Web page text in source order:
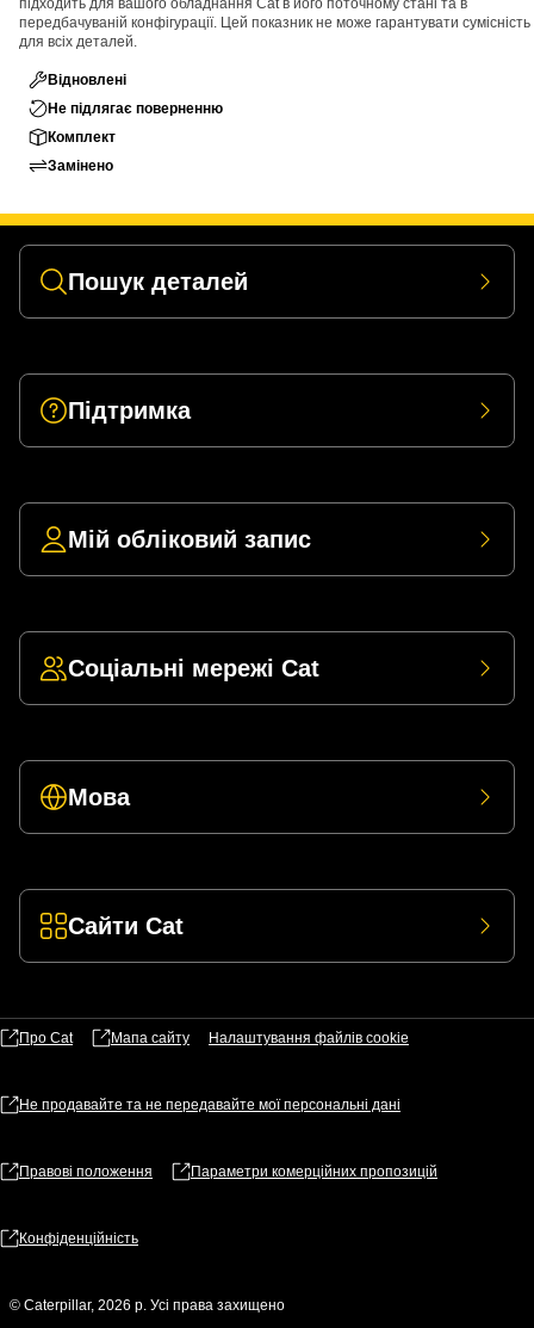
підходить для вашого обладнання Cat в його поточному стані та в
передбачуваній конфігурації. Цей показник не може гарантувати сумісність
для всіх деталей.
Відновлені
Не підлягає поверненню
Комплект
Замінено
Пошук деталей
Підтримка
Мій обліковий запис
Соціальні мережі Cat
Мова
Сайти Cat
Про Cat Мапа сайту Налаштування файлів​ cookie
Не продавайте та не передавайте мої персональні дані
Правові положення Параметри комерційних пропозицій
Конфіденційність
© Caterpillar, 2026 р. Усі права захищено